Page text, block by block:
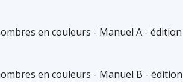
en couleurs - Manuel A -
en couleurs - Manuel B -